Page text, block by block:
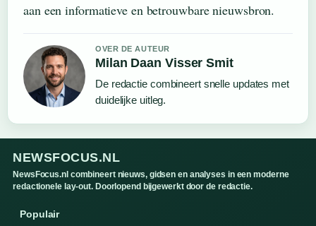
aan een informatieve en betrouwbare nieuwsbron.
OVER DE AUTEUR
Milan Daan Visser Smit
De redactie combineert snelle updates met
duidelijke uitleg.
NEWSFOCUS.NL
NewsFocus.nl combineert nieuws, gidsen en analyses in een moderne
redactionele lay-out. Doorlopend bijgewerkt door de redactie.
Populair